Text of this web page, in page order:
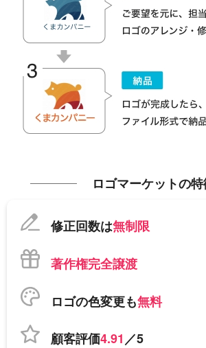
ロゴマーケットの
修正回数は無制限
著作権完全譲渡
ロゴの色変更も無料
顧客評価4.91／5